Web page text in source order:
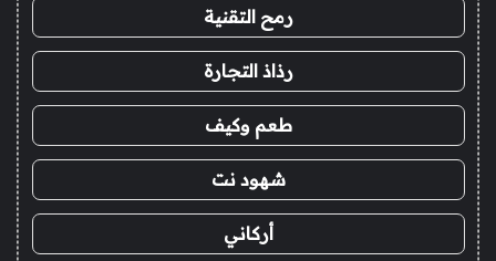
رمح التقنية
رذاذ التجارة
طعم وكيف
شهود نت
أركاني